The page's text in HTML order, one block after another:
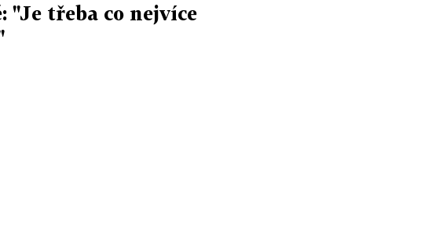
"Je třeba co nejvíce